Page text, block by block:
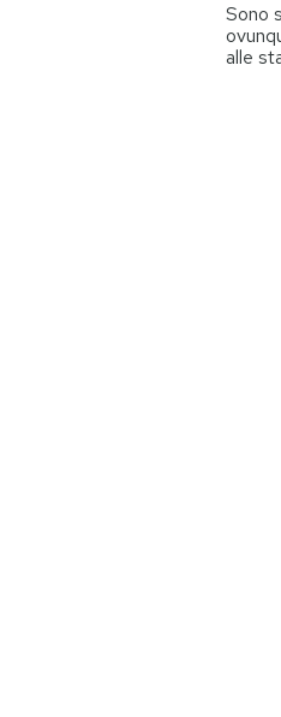
Sono
alle